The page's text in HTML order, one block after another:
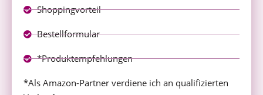
Shoppingvorteil
Bestellformular
*Produktempfehlungen
*Als Amazon-Partner verdiene ich an qualifizierten